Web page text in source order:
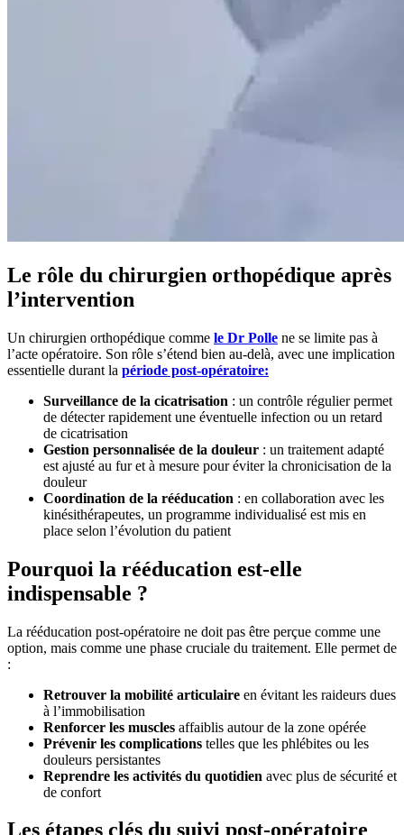
Le rôle du chirurgien orthopédique après
l’intervention
Un chirurgien orthopédique comme le Dr Polle ne se limite pas à
l’acte opératoire. Son rôle s’étend bien au-delà, avec une implication
essentielle durant la période post-opératoire:
Surveillance de la cicatrisation : un contrôle régulier permet
de détecter rapidement une éventuelle infection ou un retard
de cicatrisation
Gestion personnalisée de la douleur : un traitement adapté
est ajusté au fur et à mesure pour éviter la chronicisation de la
douleur
Coordination de la rééducation : en collaboration avec les
kinésithérapeutes, un programme individualisé est mis en
place selon l’évolution du patient
Pourquoi la rééducation est-elle
indispensable ?
La rééducation post-opératoire ne doit pas être perçue comme une
option, mais comme une phase cruciale du traitement. Elle permet de
:
Retrouver la mobilité articulaire en évitant les raideurs dues
à l’immobilisation
Renforcer les muscles affaiblis autour de la zone opérée
Prévenir les complications telles que les phlébites ou les
douleurs persistantes
Reprendre les activités du quotidien avec plus de sécurité et
de confort
Les étapes clés du suivi post-opératoire